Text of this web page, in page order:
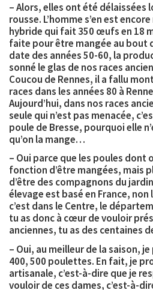
– Alors, elles ont été délaissées
rousse. L’homme s’en est
hybride qui fait 350 œufs en 18
faite pour être mangée au bout
date des années 50-60, la
sonné le glas de nos races
Coucou de Rennes, il a fallu
races dans les années 80 à
Aujourd’hui, dans nos races
seule qui n’est pas menacée,
poule de Bresse, pourquoi elle
qu’on la mange…
– Oui parce que les poules dont
fonction d’être mangées, mais
d’être des compagnons du
élevage est basé en France, non
c’est dans le Centre, le
tu as donc à cœur de vouloir
anciennes, tu as des centaines
– Oui, au meilleur de la saison, je
400, 500 poulettes. En fait, je
artisanale, c’est-à-dire que je
vouloir de ces dames, c’est-à-